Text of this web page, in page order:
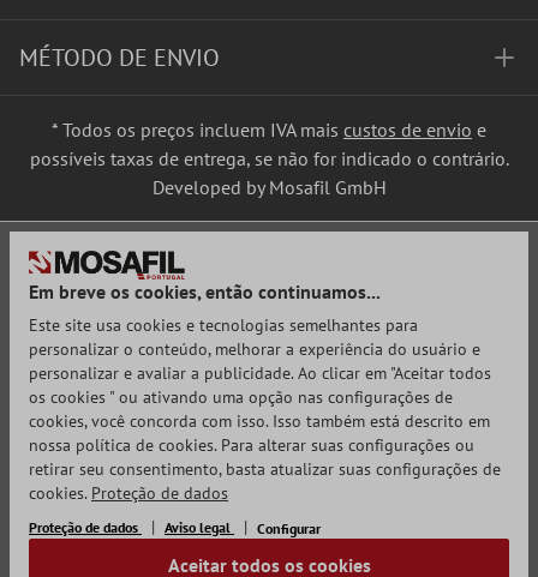
MÉTODO DE ENVIO
* Todos os preços incluem IVA mais custos de envio e
possíveis taxas de entrega, se não for indicado o contrário.
Developed by Mosafil GmbH
Em breve os cookies, então continuamos...
Este site usa cookies e tecnologias semelhantes para
personalizar o conteúdo, melhorar a experiência do usuário e
personalizar e avaliar a publicidade. Ao clicar em "Aceitar todos
os cookies " ou ativando uma opção nas configurações de
cookies, você concorda com isso. Isso também está descrito em
nossa política de cookies. Para alterar suas configurações ou
retirar seu consentimento, basta atualizar suas configurações de
cookies. Proteção de dados
Proteção de dados Aviso legal Configurar
Aceitar todos os cookies